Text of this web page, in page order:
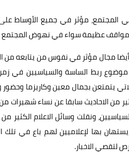
المجتمع، مؤثر في جميع الأوساط على
مواقف عظيمة سواء في نهوض
مجال مؤثر في نفوس من يتابعه من
موضوع ربط الساسة والسياسيين في
يتمتعن بجمال معين وكاريزما
من الاحاديث سابقا عن نساء شهيرات
ونقلت وسائل الاعلام
يستهان بها لإعلاميين لهم باع في
لتقصي الاخبار.